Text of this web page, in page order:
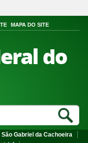
MAPA DO SITE
do
São Gabriel da Cachoeira